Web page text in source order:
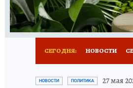
СЕГОДНЯ: НОВОСТИ
ЗАПОВЕДНАЯ
НОВОСТИ ПОЛИТИКА 27 мая